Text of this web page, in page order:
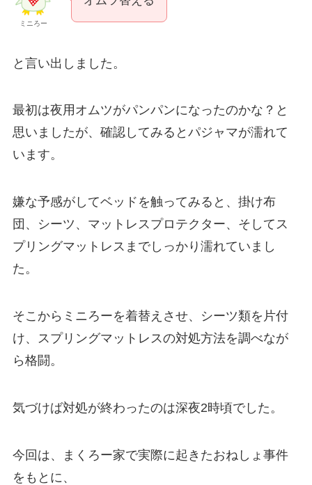
ミニろー
と言い出しました。
最初は夜用オムツがパンパンになったのかな？と
思いましたが、確認してみるとパジャマが濡れて
います。
嫌な予感がしてベッドを触ってみると、掛け布
団、シーツ、マットレスプロテクター、そしてス
プリングマットレスまでしっかり濡れていまし
た。
そこからミニろーを着替えさせ、シーツ類を片付
け、スプリングマットレスの対処方法を調べなが
ら格闘。
気づけば対処が終わったのは深夜2時頃でした。
今回は、まくろー家で実際に起きたおねしょ事件
をもとに、